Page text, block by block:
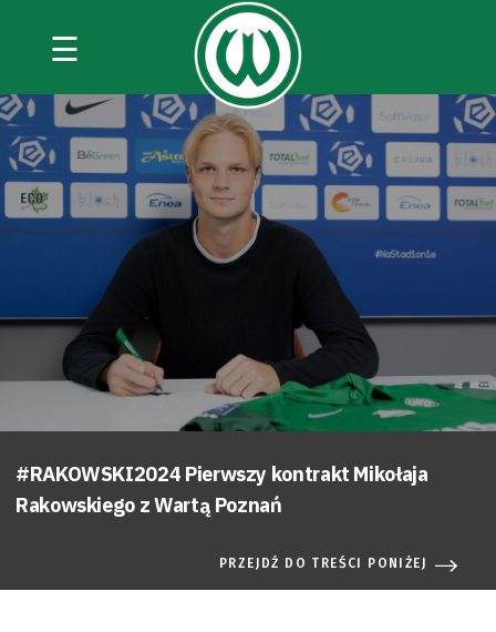
☰
#RAKOWSKI2024 Pierwszy kontrakt Mikołaja
Rakowskiego z Wartą Poznań
PRZEJDŹ DO TREŚCI PONIŻEJ